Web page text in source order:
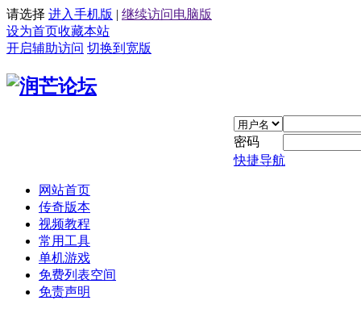
请选择 进入手机版 | 继续访问电脑版
设为首页收藏本站
开启辅助访问 切换到宽版
密码
快捷导航
网站首页
传奇版本
视频教程
常用工具
单机游戏
免费列表空间
免责声明